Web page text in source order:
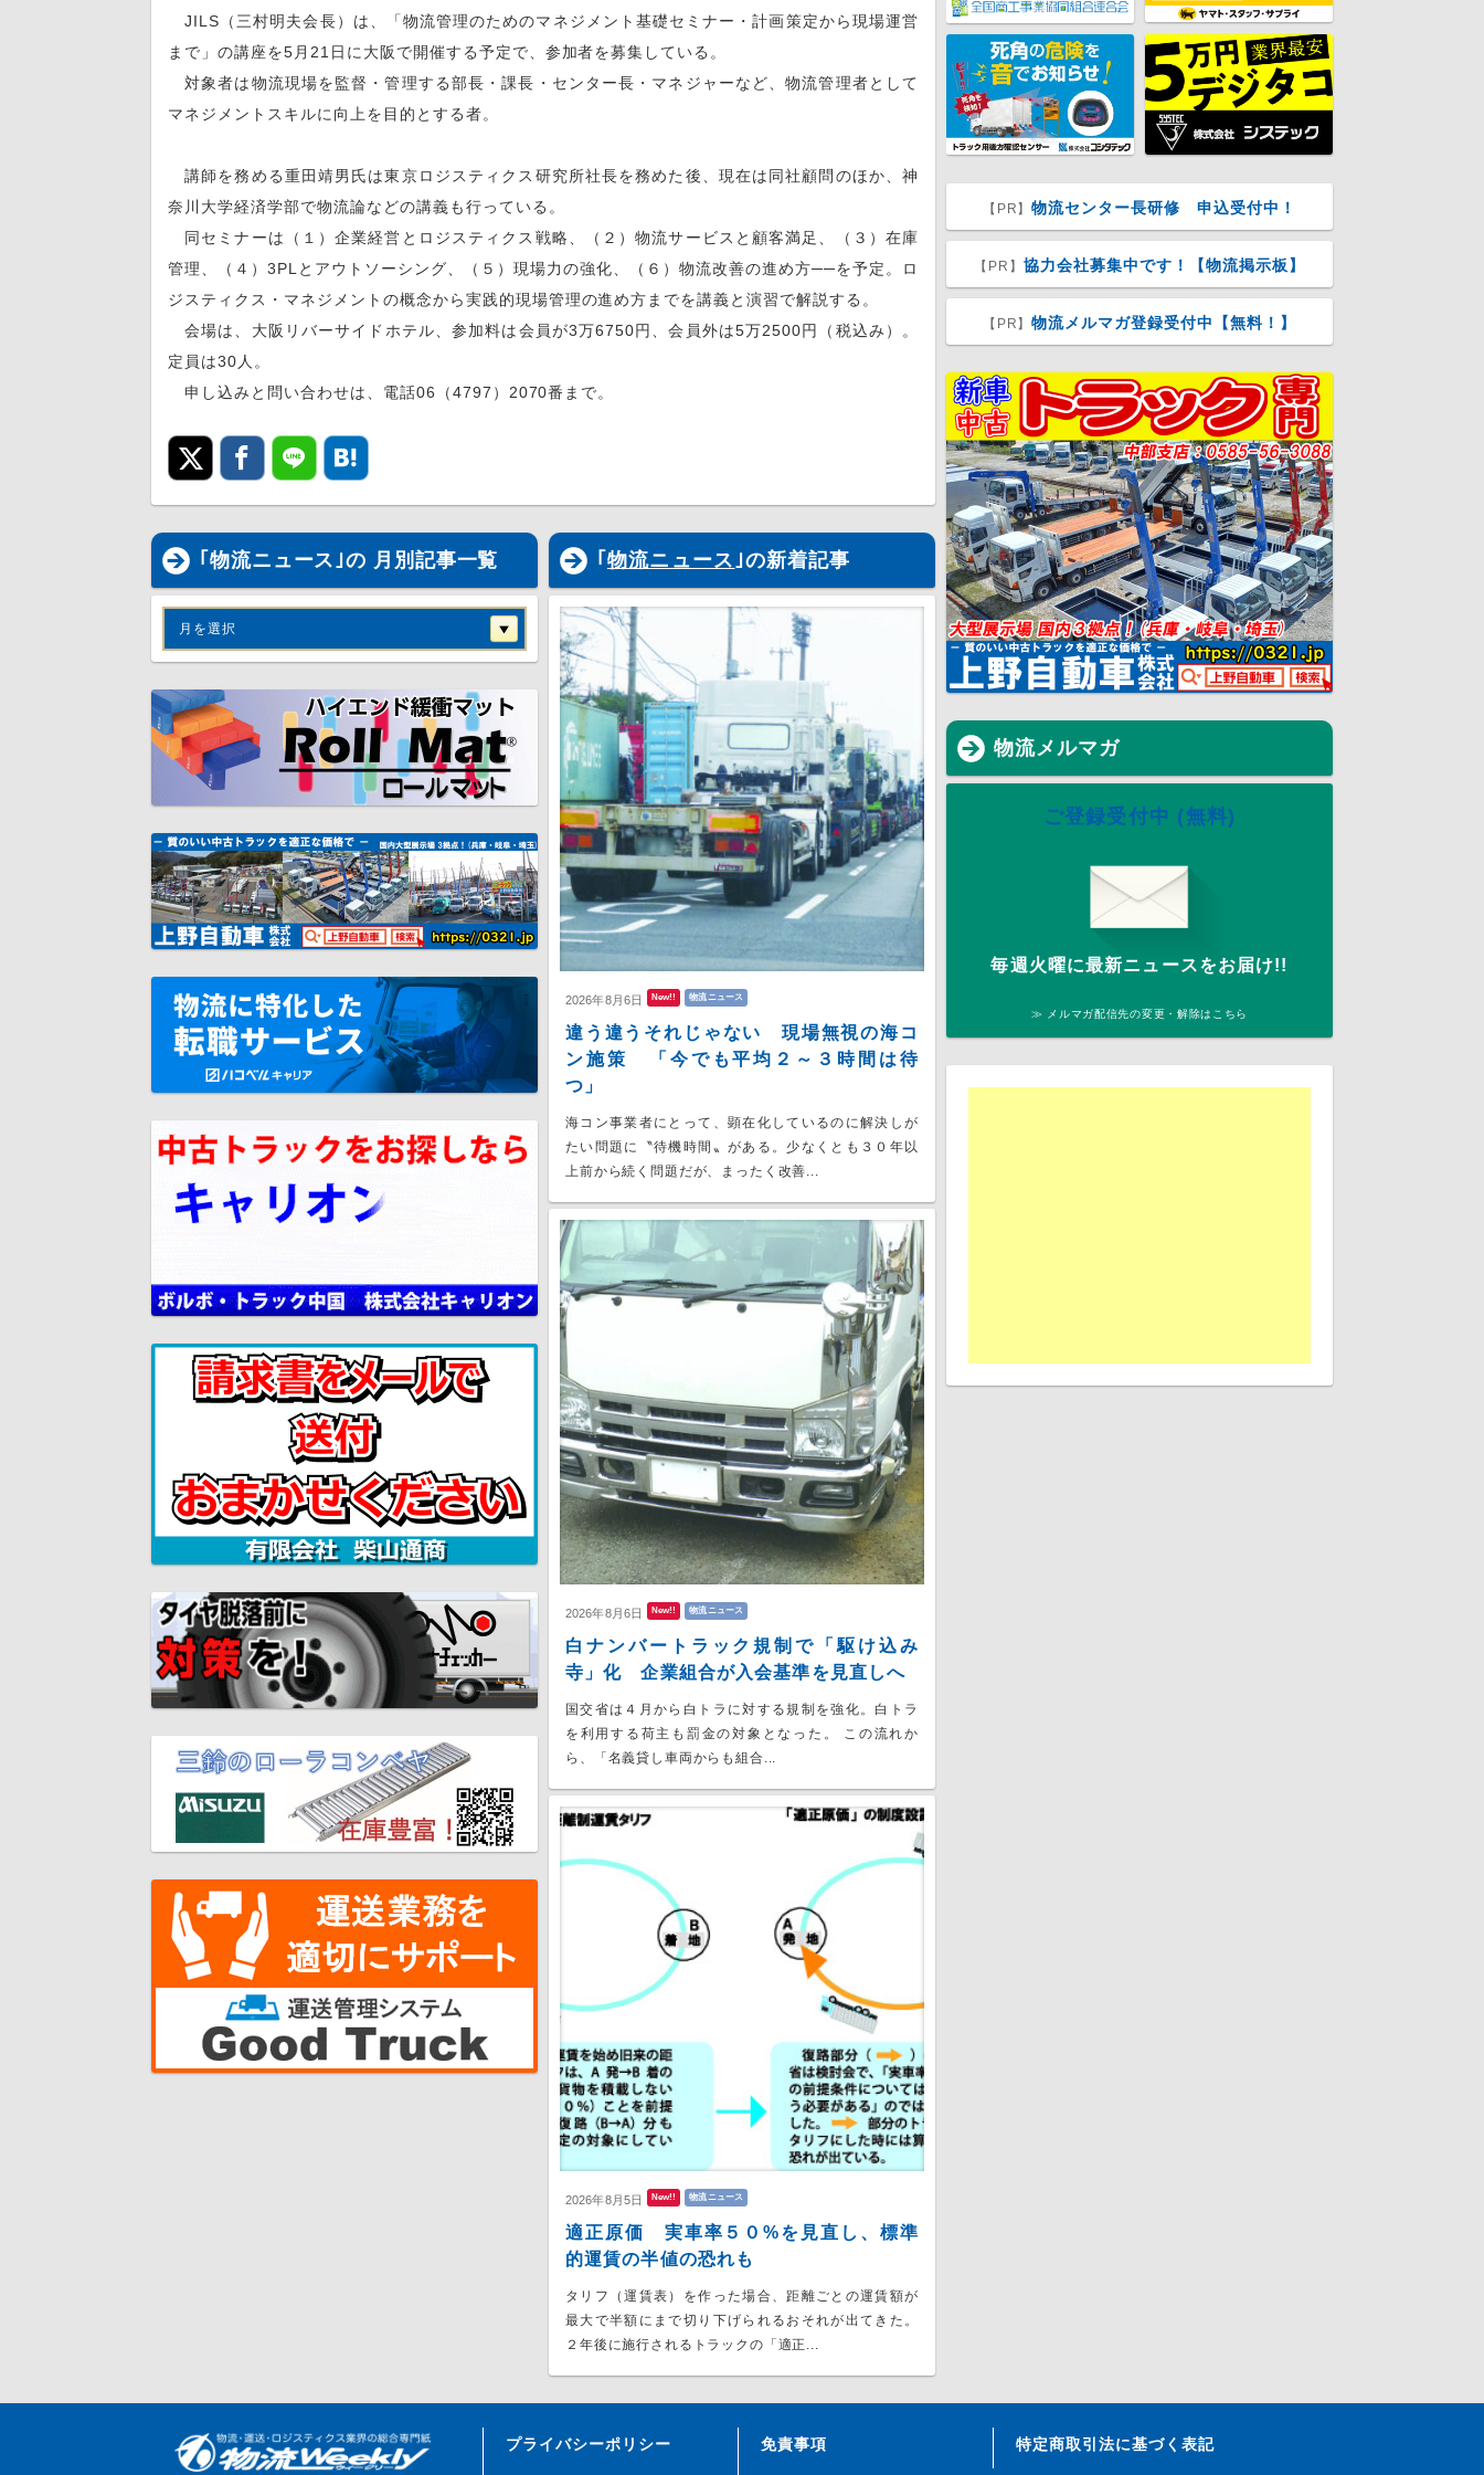
JILS（三村明夫会長）は、「物流管理のためのマネジメント基礎セミナー・計画策定から現場運営
まで」の講座を5月21日に大阪で開催する予定で、参加者を募集している。
対象者は物流現場を監督・管理する部長・課長・センター長・マネジャーなど、物流管理者として
マネジメントスキルに向上を目的とする者。
講師を務める重田靖男氏は東京ロジスティクス研究所社長を務めた後、現在は同社顧問のほか、神
奈川大学経済学部で物流論などの講義も行っている。
同セミナーは（１）企業経営とロジスティクス戦略、（２）物流サービスと顧客満足、（３）在庫
管理、（４）3PLとアウトソーシング、（５）現場力の強化、（６）物流改善の進め方──を予定。ロ
ジスティクス・マネジメントの概念から実践的現場管理の進め方までを講義と演習で解説する。
会場は、大阪リバーサイドホテル、参加料は会員が3万6750円、会員外は5万2500円（税込み）。
定員は30人。
申し込みと問い合わせは、電話06（4797）2070番まで。
【PR】物流センター長研修 申込受付中！
【PR】 協力会社募集中です！【物流掲示板】
【PR】物流メルマガ登録受付中【無料！】
｢物流ニュース｣の 月別記事一覧
月を選択
｢ 物流ニュース ｣の新着記事
2026年8月6日 New!! 物流ニュース
違う違うそれじゃない 現場無視の海コ
ン施策 「今でも平均２～３時間は待
つ」
海コン事業者にとって、顕在化しているのに解決しが
たい問題に〝待機時間〟がある。少なくとも３０年以
上前から続く問題だが、まったく改善...
2026年8月6日 New!! 物流ニュース
白ナンバートラック規制で「駆け込み
寺」化 企業組合が入会基準を見直しへ
国交省は４月から白トラに対する規制を強化。白トラ
を利用する荷主も罰金の対象となった。 この流れか
ら、「名義貸し車両からも組合...
2026年8月5日 New!! 物流ニュース
適正原価 実車率５０%を見直し、標準
的運賃の半値の恐れも
タリフ（運賃表）を作った場合、距離ごとの運賃額が
最大で半額にまで切り下げられるおそれが出てきた。
２年後に施行されるトラックの「適正...
物流メルマガ
ご登録受付中 (無料)
毎週火曜に最新ニュースをお届け!!
≫ メルマガ配信先の変更・解除はこちら
プライバシーポリシー 免責事項 特定商取引法に基づく表記